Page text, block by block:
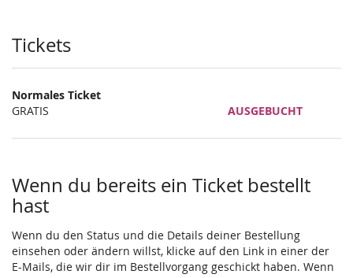
Produkte
Tickets
Normales Ticket
GRATIS
AUSGEBUCHT
Wenn du bereits ein Ticket bestellt
hast
Wenn du den Status und die Details deiner Bestellung
einsehen oder ändern willst, klicke auf den Link in einer der
E-Mails, die wir dir im Bestellvorgang geschickt haben. Wenn